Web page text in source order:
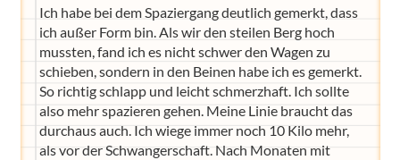
Ich habe bei dem Spaziergang deutlich gemerkt, dass
ich außer Form bin. Als wir den steilen Berg hoch
mussten, fand ich es nicht schwer den Wagen zu
schieben, sondern in den Beinen habe ich es gemerkt.
So richtig schlapp und leicht schmerzhaft. Ich sollte
also mehr spazieren gehen. Meine Linie braucht das
durchaus auch. Ich wiege immer noch 10 Kilo mehr,
als vor der Schwangerschaft. Nach Monaten mit